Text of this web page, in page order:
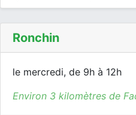
Ronchin
le mercredi, de 9h à 12h
Environ 3 kilomètres de